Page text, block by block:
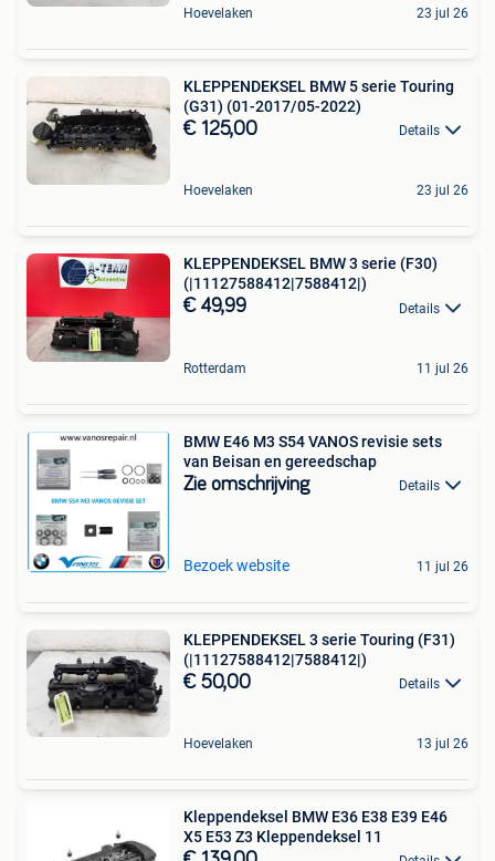
Hoevelaken 23 jul 26
KLEPPENDEKSEL BMW 5 serie Touring
(G31) (01-2017/05-2022)
€ 125,00 Details
Hoevelaken 23 jul 26
KLEPPENDEKSEL BMW 3 serie (F30)
(|11127588412|7588412|)
€ 49,99 Details
Rotterdam 11 jul 26
BMW E46 M3 S54 VANOS revisie sets
van Beisan en gereedschap
Zie omschrijving Details
Bezoek website 11 jul 26
KLEPPENDEKSEL 3 serie Touring (F31)
(|11127588412|7588412|)
€ 50,00 Details
Hoevelaken 13 jul 26
Kleppendeksel BMW E36 E38 E39 E46
X5 E53 Z3 Kleppendeksel 11